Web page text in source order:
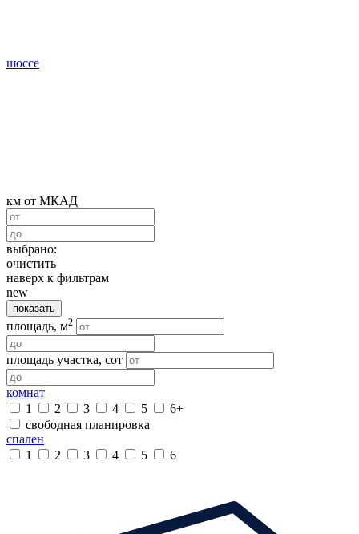
шоссе
км от МКАД
выбрано:
очистить
наверх к фильтрам
new
показать
площадь, м2
площадь участка, сот
комнат
1
2 3 4 5
6+
свободная планировка
спален
1
2 3 4 5 6